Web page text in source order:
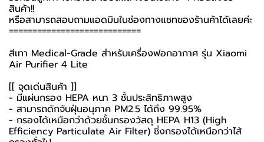
สินค้า!!
หรือสามารถสอบถามแอดมินในช่องทางแชทของร้านค้าได้เลยค่ะ
============================
สีเทา Medical-Grade สำหรับเครื่องฟอกอากาศ รุ่น Xiaomi
Air Purifier 4 Lite
[[ จุดเด่นสินค้า ]]
- มีแผ่นกรอง HEPA หนา 3 ชั้นประสิทธิภาพสูง
- สามารถดักจับฝุ่นอนุภาค PM2.5 ได้ถึง 99.95%
- กรองได้เหนือกว่าด้วยชั้นกรองวัสดุ HEPA H13 (High
Efficiency Particulate Air Filter) ซึ่งกรองได้เหนือกว่าไส้